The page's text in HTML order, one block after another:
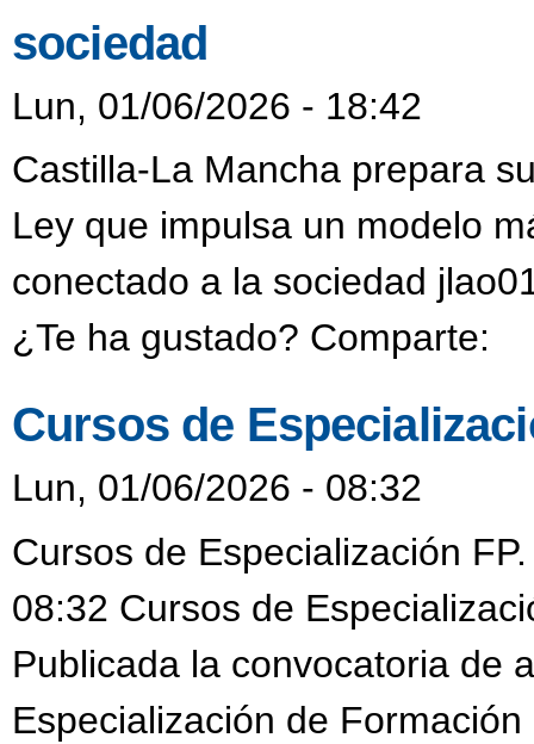
sociedad
Lun, 01/06/2026 - 18:42
Castilla-La Mancha prepara
Ley que impulsa un modelo
conectado a la sociedad
¿Te ha gustado? Comparte:
Cursos de
Lun, 01/06/2026 - 08:32
Cursos de Especialización
08:32 Cursos de
Publicada la convocatoria de
Especialización de